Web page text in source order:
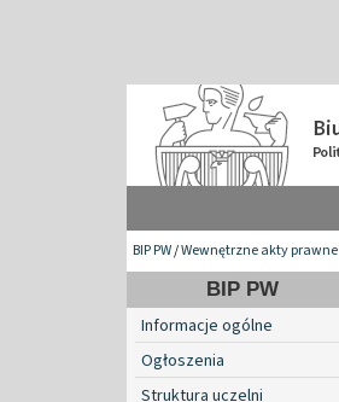
BIP PW/Wewnętrzne akty prawne
BIP PW
Informacje ogólne
Ogłoszenia
Struktura uczelni